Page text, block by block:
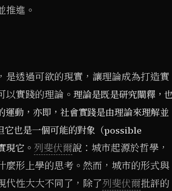
推進。
是透過可欲的現實，讓理論成為打造實
以實踐的理論。 理論是既是研究闡釋，
動，亦即，社會實踐是由理論來理解並
它也是一個可能的對象（possible
現它。 列斐伏爾說：城市起源於哲學，
麼形上學的思考。然而，城市的形式與
代性大大不同了，除了列斐伏爾批評的